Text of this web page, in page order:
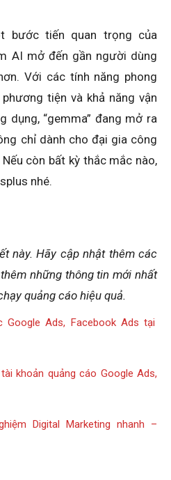
bước tiến quan trọng của
AI mở đến gần người dùng
. Với các tính năng phong
tiện và khả năng vận
dụng, “gemma” đang mở ra
chỉ dành cho đại gia công
còn bất kỳ thắc mắc nào,
nhé.
này. Hãy cập nhật thêm các
những thông tin mới nhất
quảng cáo hiệu quả.
Ads, Facebook Ads tại
khoản quảng cáo Google Ads,
Digital Marketing nhanh –